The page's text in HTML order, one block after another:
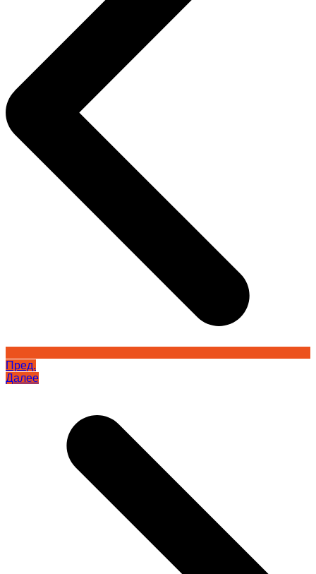
Пред.
Далее